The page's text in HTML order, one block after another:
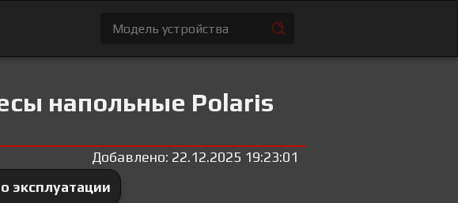
напольные Polaris
Добавлено: 22.12.2025 19:23:01
эксплуатации